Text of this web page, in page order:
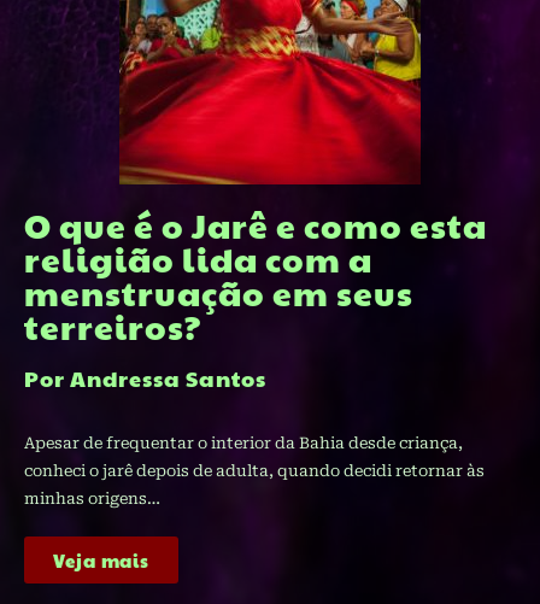
O que é o Jarê e como esta
religião lida com a
menstruação em seus
terreiros?
Por Andressa Santos
Apesar de frequentar o interior da Bahia desde criança,
conheci o jarê depois de adulta, quando decidi retornar às
minhas origens…
Veja mais